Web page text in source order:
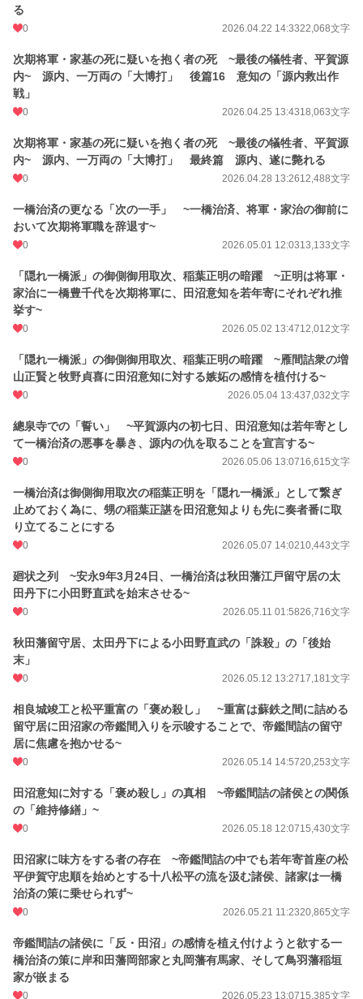
る
0 2026.04.22 14:3322,068文字
次期将軍・家基の死に疑いを抱く者の死 ~最後の犠牲者、平賀源
内~ 源内、一万両の「大博打」 後篇16 意知の「源内救出作
戦」
0 2026.04.25 13:4318,063文字
次期将軍・家基の死に疑いを抱く者の死 ~最後の犠牲者、平賀源
内~ 源内、一万両の「大博打」 最終篇 源内、遂に斃れる
0 2026.04.28 13:2612,488文字
一橋治済の更なる「次の一手」 ~一橋治済、将軍・家治の御前に
おいて次期将軍職を辞退す~
0 2026.05.01 12:0313,133文字
「隠れ一橋派」の御側御用取次、稲葉正明の暗躍 ~正明は将軍・
家治に一橋豊千代を次期将軍に、田沼意知を若年寄にそれぞれ推
挙す~
0 2026.05.02 13:4712,012文字
「隠れ一橋派」の御側御用取次、稲葉正明の暗躍 ~雁間詰衆の増
山正賢と牧野貞喜に田沼意知に対する嫉妬の感情を植付ける~
0 2026.05.04 13:437,032文字
總泉寺での「誓い」 ~平賀源内の初七日、田沼意知は若年寄とし
て一橋治済の悪事を暴き、源内の仇を取ることを宣言する~
0 2026.05.06 13:0716,615文字
一橋治済は御側御用取次の稲葉正明を「隠れ一橋派」として繋ぎ
止めておく為に、甥の稲葉正諶を田沼意知よりも先に奏者番に取
り立てることにする
0 2026.05.07 14:0210,443文字
廻状之列 ~安永9年3月24日、一橋治済は秋田藩江戸留守居の太
田丹下に小田野直武を始末させる~
0 2026.05.11 01:5826,716文字
秋田藩留守居、太田丹下による小田野直武の「誅殺」の「後始
末」
0 2026.05.12 13:2717,181文字
相良城竣工と松平重富の「褒め殺し」 ~重富は蘇鉄之間に詰める
留守居に田沼家の帝鑑間入りを示唆することで、帝鑑間詰の留守
居に焦慮を抱かせる~
0 2026.05.14 14:5720,253文字
田沼意知に対する「褒め殺し」の真相 ~帝鑑間詰の諸侯との関係
の「維持修繕」~
0 2026.05.18 12:0715,430文字
田沼家に味方をする者の存在 ~帝鑑間詰の中でも若年寄首座の松
平伊賀守忠順を始めとする十八松平の流を汲む諸侯、諸家は一橋
治済の策に乗せられず~
0 2026.05.21 11:2320,865文字
帝鑑間詰の諸侯に「反・田沼」の感情を植え付けようと欲する一
橋治済の策に岸和田藩岡部家と丸岡藩有馬家、そして鳥羽藩稲垣
家が嵌まる
0 2026.05.23 13:0715,385文字